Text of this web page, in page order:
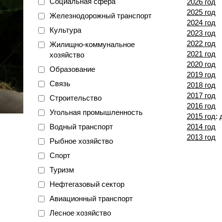
Железнодорожный транспорт
Культура
Жилищно-коммунальное
хозяйство
Образование
Связь
Строительство
Угольная промышленность
Водный транспорт
Рыбное хозяйство
Спорт
Туризм
Нефтегазовый сектор
Авиационный транспорт
Лесное хозяйство
2026 год
2025 год
2024 год
2023 год
2022 год
2021 год
2020 год
2019 год
2018 год
2017 год
2016 год
2015 год:
2014 год
2013 год